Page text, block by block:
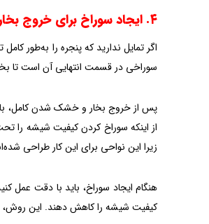
۴. ایجاد سوراخ برای خروج بخار
اگر تمایل ندارید که پنجره را به‌طور
سوراخی در قسمت انتهایی آن است تا
پس از خروج بخار و خشک شدن‌ کامل،
از اینکه سوراخ کردن کیفیت شیشه را
زیرا این نواحی برای این کار طراحی
هنگام ایجاد سوراخ، باید با دقت عمل
کیفیت شیشه را کاهش دهند. این روش،